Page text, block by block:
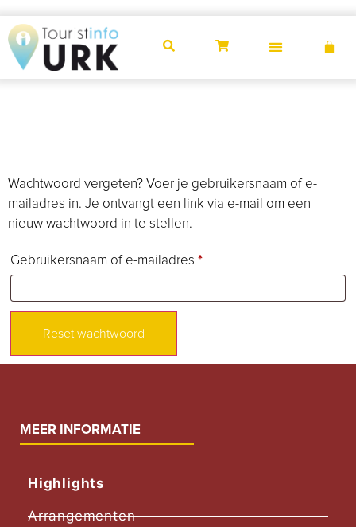
Wachtwoord vergeten? Voer je gebruikersnaam of e-
mailadres in. Je ontvangt een link via e-mail om een
nieuw wachtwoord in te stellen.
Gebruikersnaam of e-mailadres *
Reset wachtwoord
MEER INFORMATIE
Highlights
Arrangementen